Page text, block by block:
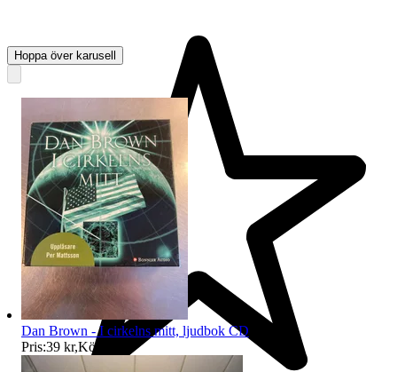
Hoppa över karusell
Dan Brown - I cirkelns mitt, ljudbok CD
Pris:39 kr,Köp nu